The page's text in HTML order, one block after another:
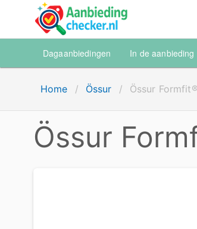
Dagaanbiedingen In de aanbieding
Home / Össur / Össur
Össur